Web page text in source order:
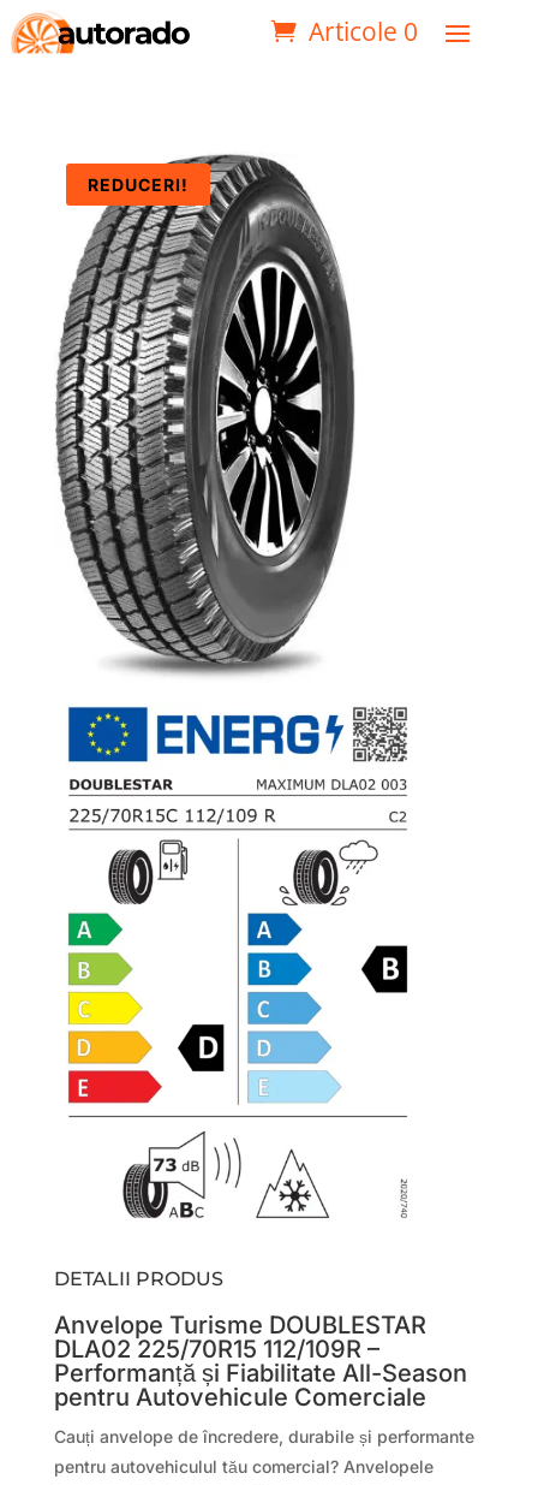
Articole 0
REDUCERI!
DETALII PRODUS
Anvelope Turisme DOUBLESTAR
DLA02 225/70R15 112/109R –
Performanță și Fiabilitate All-Season
pentru Autovehicule Comerciale
Cauți anvelope de încredere, durabile și performante
pentru autovehiculul tău comercial? Anvelopele